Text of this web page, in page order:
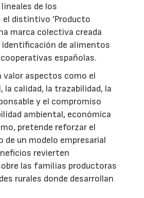
de los
el distintivo 'Producto
marca colectiva creada
de alimentos
españolas.
valor aspectos como el
la calidad, la trazabilidad, la
y el compromiso
ambiental, económica
pretende reforzar el
de un modelo empresarial
revierten
las familias productoras
rurales donde desarrollan